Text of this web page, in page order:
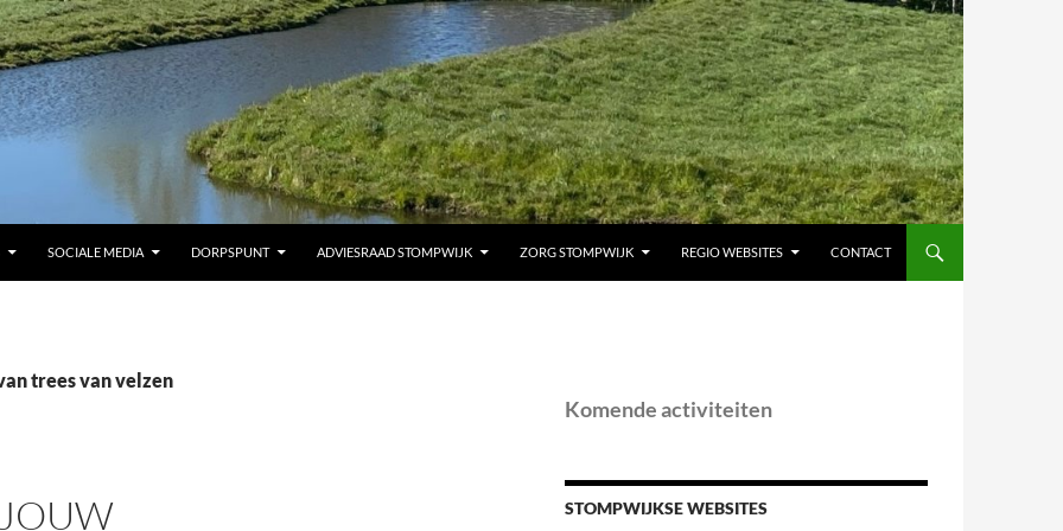
SOCIALE MEDIA DORPSPUNT ADVIESRAAD STOMPWIJK ZORG STOMPWIJK REGIO WEBSITES CONTACT
trees van velzen
Komende activiteiten
STOMPWIJKSE WEBSITES